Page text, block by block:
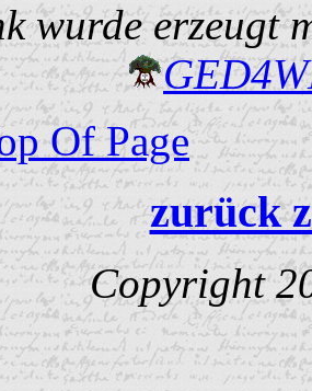
wurde erzeugt
Of Page
zurück
Copyright